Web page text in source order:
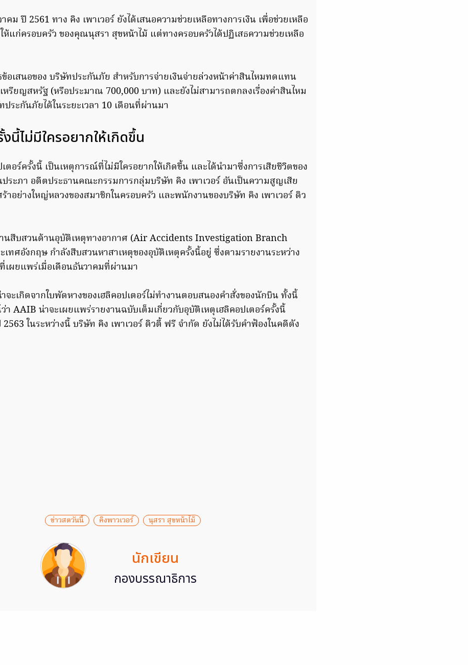
คม ปี 2561 ทาง คิง เพาเวอร์ ยังได้เสนอความช่วยเหลือทางการเงิน เพื่อช่วยเหลือ
แก่ครอบครัว ของคุณนุสรา สุขหน้าไม้ แต่ทางครอบครัวได้ปฏิเสธความช่วยเหลือ
อเสนอของ บริษัทประกันภัย สำหรับการจ่ายเงินจ่ายล่วงหน้าค่าสินไหมทดแทน
หรียญสหรัฐ (หรือประมาณ 700,000 บาท) และยังไม่สามารถตกลงเรื่องค่าสินไหม
ระกันภัยได้ในระยะเวลา 10 เดือนที่ผ่านมา
นี้ไม่มีใครอยากให้เกิดขึ้น
ตอร์ครั้งนี้ เป็นเหตุการณ์ที่ไม่มีใครอยากให้เกิดขึ้น และได้นำมาซึ่งการเสียชีวิตของ
ะภา อดีตประธานคณะกรรมการกลุ่มบริษัท คิง เพาเวอร์ อันเป็นความสูญเสีย
าอย่างใหญ่หลวงของสมาชิกในครอบครัว และพนักงานของบริษัท คิง เพาเวอร์ ดิว
นสืบสวนด้านอุบัติเหตุทางอากาศ (Air Accidents Investigation Branch
เทศอังกฤษ กำลังสืบสวนหาสาเหตุของอุบัติเหตุครั้งนี้อยู่ ซึ่งตามรายงานระหว่าง
เผยแพร่เมื่อเดือนธันวาคมที่ผ่านมา
จะเกิดจากใบพัดหางของเฮลิคอปเตอร์ไม่ทำงานตอบสนองคำสั่งของนักบิน ทั้งนี้
า AAIB น่าจะเผยแพร่รายงานฉบับเต็มเกี่ยวกับอุบัติเหตุเฮลิคอปเตอร์ครั้งนี้
ในระหว่างนี้ บริษัท คิง เพาเวอร์ ดิวตี้ ฟรี จำกัด ยังไม่ได้รับคำฟ้องในคดีดัง
ข่าวสดวันนี้ คิงพาวเวอร์ นุสรา สุขหน้าไม้
นักเขียน
กองบรรณาธิการ